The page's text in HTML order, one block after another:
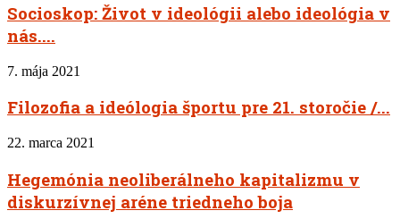
Socioskop: Život v ideológii alebo ideológia v
nás....
7. mája 2021
Filozofia a ideólogia športu pre 21. storočie /...
22. marca 2021
Hegemónia neoliberálneho kapitalizmu v
diskurzívnej aréne triedneho boja